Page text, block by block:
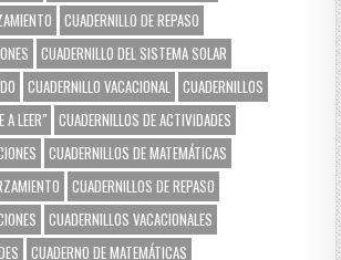
CUADERNILLO DE REPASO
CUADERNILLO DEL SISTEMA SOLAR
CUADERNILLO VACACIONAL CUADERNILLOS
A LEER" CUADERNILLOS DE ACTIVIDADES
CUADERNILLOS DE MATEMÁTICAS
CUADERNILLOS DE REPASO
CUADERNILLOS VACACIONALES
CUADERNO DE MATEMÁTICAS